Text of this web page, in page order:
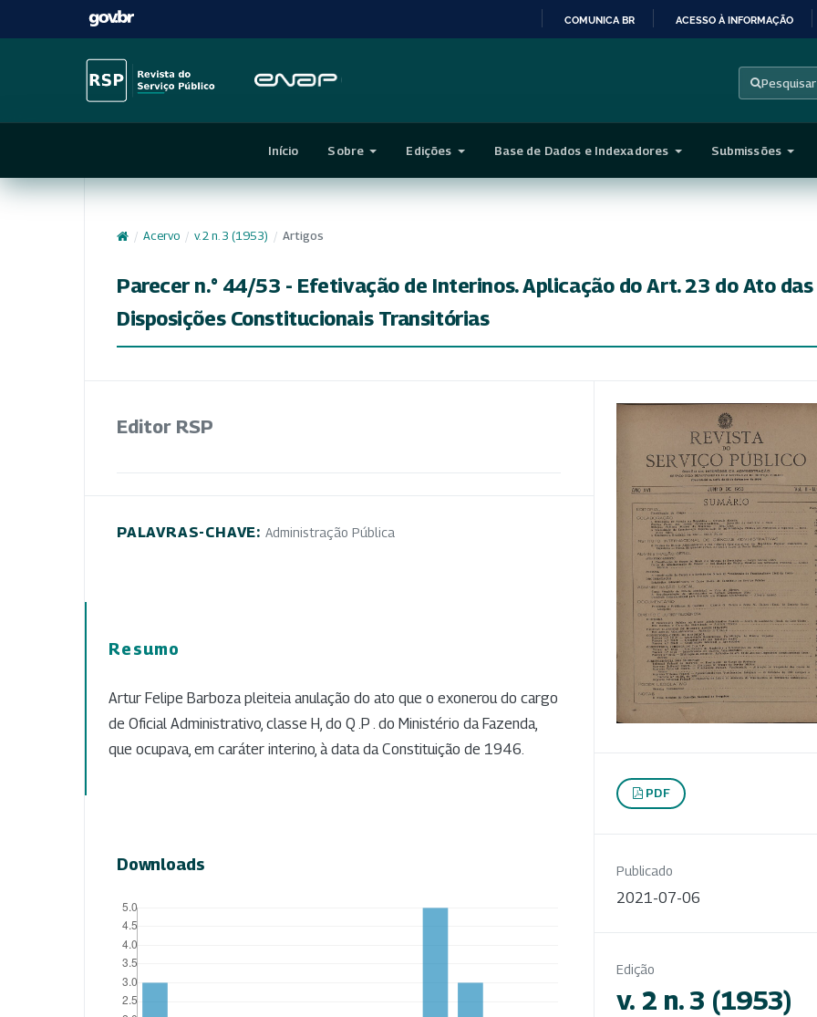
CONTEÚDO
COMUNICA BR ACESSO À INFORMAÇÃO
Pesquisar
Início Sobre Edições Base de Dados e Indexadores Submissões
/ Acervo / v. 2 n. 3 (1953) / Artigos
Parecer n.° 44/53 - Efetivação de Interinos. Aplicação do Art. 23 do Ato das
Disposições Constitucionais Transitórias
Editor RSP
PALAVRAS-CHAVE: Administração Pública
Resumo
Artur Felipe Barboza pleiteia anulação do ato que o exonerou do cargo
de Oficial Administrativo, classe H, do Q .P . do Ministério da Fazenda,
que ocupava, em caráter interino, à data da Constituição de 1946.
Downloads
PDF
Publicado
2021-07-06
Edição
v. 2 n. 3 (1953)